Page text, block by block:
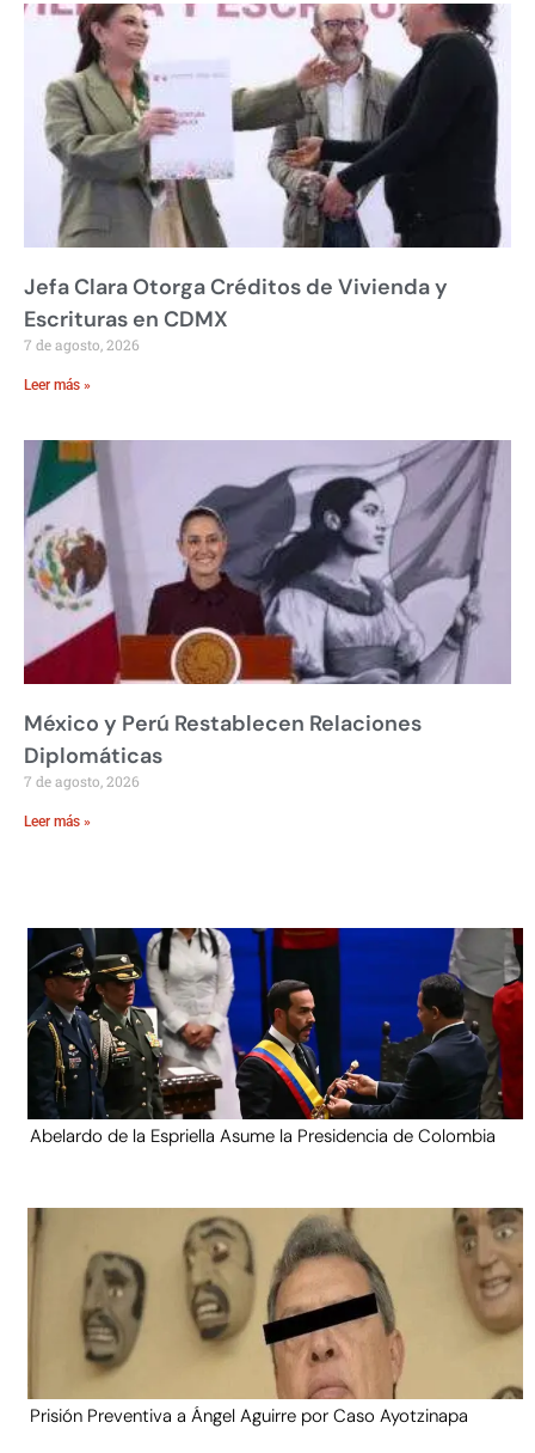
Jefa Clara Otorga Créditos de Vivienda y
Escrituras en CDMX
7 de agosto, 2026
Leer más »
México y Perú Restablecen Relaciones
Diplomáticas
7 de agosto, 2026
Leer más »
Abelardo de la Espriella Asume la Presidencia de Colombia
Prisión Preventiva a Ángel Aguirre por Caso Ayotzinapa